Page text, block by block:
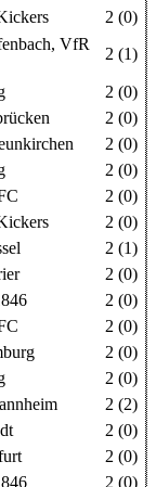
2 (0)
VfR
2 (1)
2 (0)
2 (0)
2 (0)
2 (0)
2 (0)
2 (0)
2 (1)
2 (0)
2 (0)
2 (0)
2 (0)
2 (0)
2 (2)
2 (0)
2 (0)
2 (0)